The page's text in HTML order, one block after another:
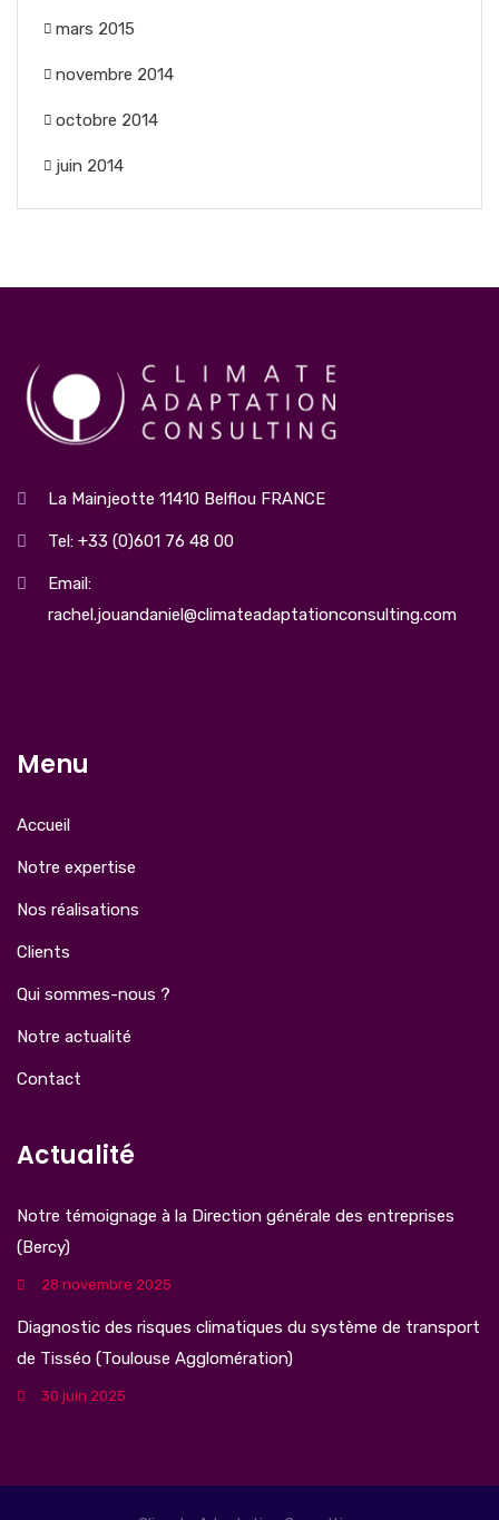
mars 2015
novembre 2014
octobre 2014
juin 2014
La Mainjeotte 11410 Belflou FRANCE
Tel: +33 (0)601 76 48 00
Email:
rachel.jouandaniel@climateadaptationconsulting.com
Menu
Accueil
Notre expertise
Nos réalisations
Clients
Qui sommes-nous ?
Notre actualité
Contact
Actualité
Notre témoignage à la Direction générale des entreprises
(Bercy)
28 novembre 2025
Diagnostic des risques climatiques du système de transport
de Tisséo (Toulouse Agglomération)
30 juin 2025